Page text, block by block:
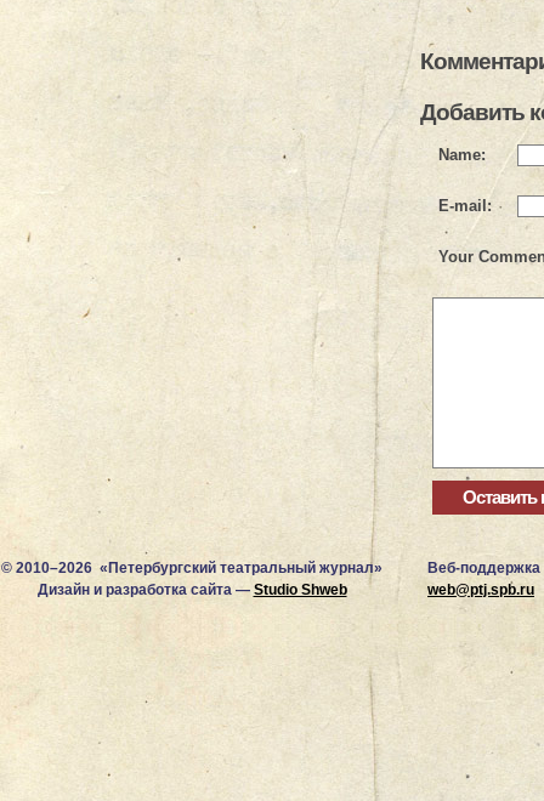
Добавить
Name:
E-mail:
Your
© 2010–2026 «Петербургский театральный журнал»
Дизайн и разработка сайта — Studio Shweb
Веб-поддержка
web@ptj.spb.ru